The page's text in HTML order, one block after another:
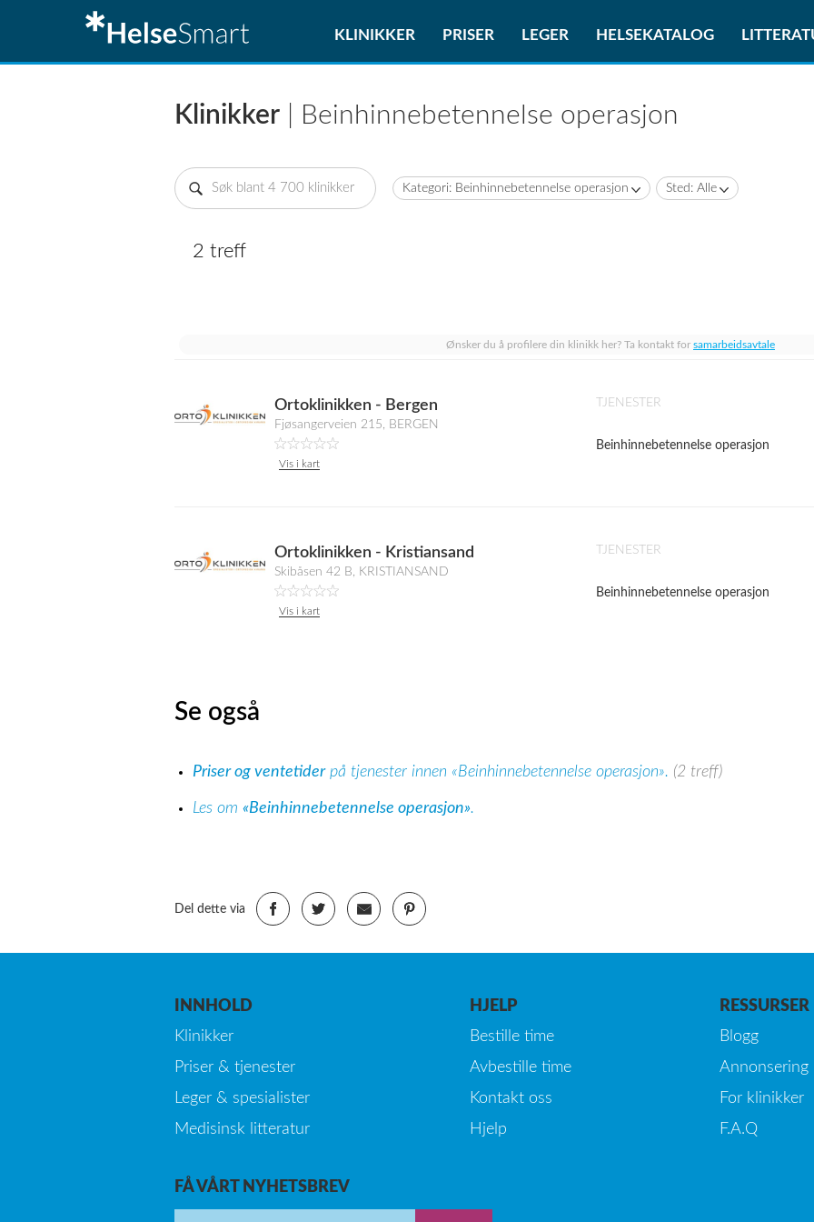
KLINIKKER PRISER LEGER HELSEKATALOG
Klinikker | Beinhinnebetennelse operasjon
Kategori: Beinhinnebetennelse operasjon Sted: Alle
2 treff
Ønsker du å profilere din klinikk her? Ta kontakt for samarbeidsavtale
Ortoklinikken - Bergen
Fjøsangerveien 215, BERGEN
Vis i kart
TJENESTER
Beinhinnebetennelse operasjon
Ortoklinikken - Kristiansand
Skibåsen 42 B, KRISTIANSAND
Vis i kart
TJENESTER
Beinhinnebetennelse operasjon
Se også
Priser og ventetiderpå tjenester innen «Beinhinnebetennelse operasjon». (2 treff)
Les om «Beinhinnebetennelse operasjon».
Del dette via
INNHOLD
Klinikker
Priser & tjenester
Leger & spesialister
Medisinsk litteratur
HJELP
Bestille time
Avbestille time
Kontakt oss
Hjelp
RESSURSER
Blogg
Annonsering
For klinikker
F.A.Q
FÅ VÅRT NYHETSBREV